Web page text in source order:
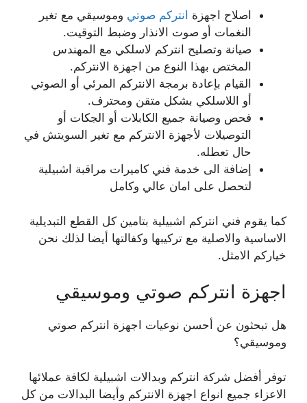
اصلاح اجهزة انتركم صوتي وموسيقي مع تغير
النغمات أو صوت الانذار وضبط التوقيت.
صيانة وتصليح انتركم لاسلكي مع المهندس
المختص بهذا النوع من اجهزة الانتركم.
القيام بإعادة برمجة الانتركم المرئي أو الصوتي
أو اللاسلكي بشكل متقن ومحترف.
فحص وصيانة جميع الكابلات أو الجكات أو
التوصيلات لأجهزة الانتركم مع تغير السويتش في
حال تعطله.
إضافة الى خدمة فني كاميرات مراقبة اشبيلية
لتحصل على امان عالي وكامل
كما يقوم فني انتركم اشبيلية بتامين كل القطع التبديلية
الاساسية والاصلية مع تركيبها وكفالتها أيضا لذلك نحن
خياركم الامثل.
اجهزة انتركم صوتي وموسيقي
هل تبحثون عن أحسن نوعيات اجهزة انتركم صوتي
وموسيقي؟
توفر أفضل شركة انتركم وبدالات اشبيلية لكافة عملائها
الاعزاء جميع انواع اجهزة الانتركم وأيضا البدالات من كل